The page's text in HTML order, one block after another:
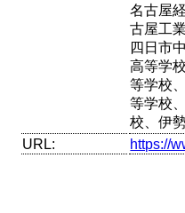
名古屋
古屋工
四日市
高等学
等学校
等学校
校、伊
URL:
https://